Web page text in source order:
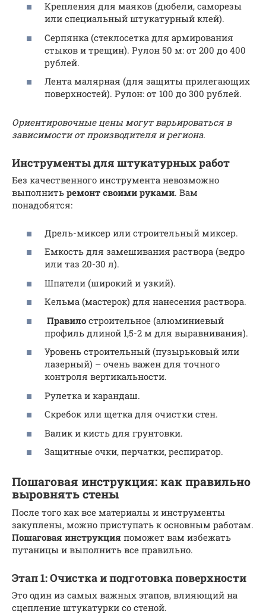
Крепления для маяков (дюбели, саморезы
или специальный штукатурный клей).
Серпянка (стеклосетка для армирования
стыков и трещин). Рулон 50 м: от 200 до 400
рублей.
Лента малярная (для защиты прилегающих
поверхностей). Рулон: от 100 до 300 рублей.
Ориентировочные цены могут варьироваться в
зависимости от производителя и региона.
Инструменты для штукатурных работ
Без качественного инструмента невозможно
выполнить ремонт своими руками. Вам
понадобятся:
Дрель-миксер или строительный миксер.
Емкость для замешивания раствора (ведро
или таз 20-30 л).
Шпатели (широкий и узкий).
Кельма (мастерок) для нанесения раствора.
Правило строительное (алюминиевый
профиль длиной 1,5-2 м для выравнивания).
Уровень строительный (пузырьковый или
лазерный) – очень важен для точного
контроля вертикальности.
Рулетка и карандаш.
Скребок или щетка для очистки стен.
Валик и кисть для грунтовки.
Защитные очки, перчатки, респиратор.
Пошаговая инструкция: как правильно
выровнять стены
После того как все материалы и инструменты
закуплены, можно приступать к основным работам.
Пошаговая инструкция поможет вам избежать
путаницы и выполнить все правильно.
Этап 1: Очистка и подготовка поверхности
Это один из самых важных этапов, влияющий на
сцепление штукатурки со стеной.